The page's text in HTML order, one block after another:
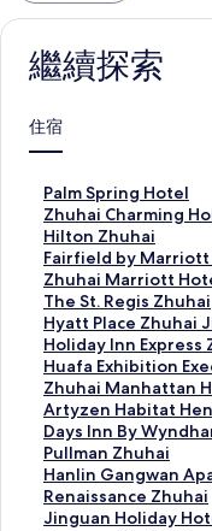
繼續探索
住宿
Palm Spring Hotel
P
a
l
m
S
p
r
i
n
g
H
o
t
e
l
的
Zhuhai Charming
Z
h
u
h
a
i
C
h
a
r
m
i
n
g
H
Hilton Zhuhai
H
i
l
t
o
n
Z
h
u
h
a
i
的
連
Fairfield by Marriott
F
a
i
r
f
i
e
l
d
b
y
M
a
Zhuhai Marriott
Z
h
u
h
a
i
M
a
r
r
i
o
The St. Regis Zhuhai
T
h
e
S
t
.
R
e
g
i
s
Hyatt Place Zhuhai
H
y
a
t
t
P
l
a
c
e
Holiday Inn Express
H
o
l
i
d
a
y
I
n
Huafa Exhibition
H
u
a
f
a
E
x
h
Zhuhai Manhattan
Z
h
u
h
a
i
M
Artyzen Habitat
A
r
t
y
z
e
Days Inn By
D
a
y
s
I
Pullman Zhuhai
P
u
l
l
Hanlin Gangwan
H
a
n
Renaissance Zhuhai
R
e
Jinguan Holiday
J